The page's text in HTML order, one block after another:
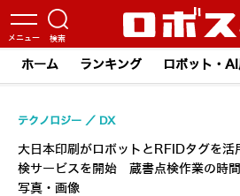
ホーム ランキング ロボット・
大日本印刷がロボットとRFIDタグを活
検サービスを開始 蔵書点検作業の時
写真・画像
テクノロジー DX